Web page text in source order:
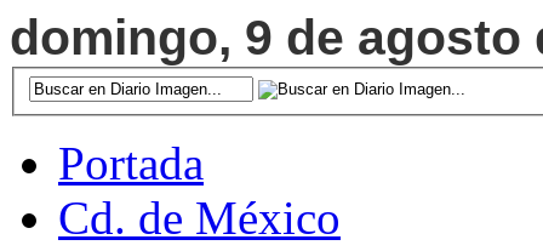
domingo, 9 de agosto
Portada
Cd. de México